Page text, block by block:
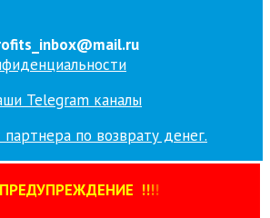
ПРЕДУПРЕЖДЕНИЕ !!!!